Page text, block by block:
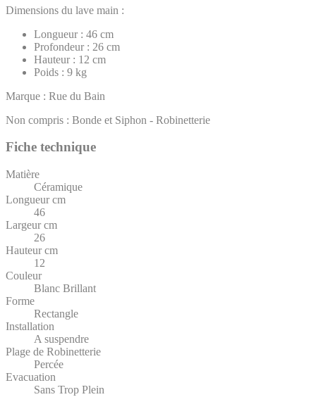
Dimensions du lave main :
Longueur : 46 cm
Profondeur : 26 cm
Hauteur : 12 cm
Poids : 9 kg
Marque : Rue du Bain
Non compris : Bonde et Siphon - Robinetterie
Fiche technique
Matière
Céramique
Longueur cm
46
Largeur cm
26
Hauteur cm
12
Couleur
Blanc Brillant
Forme
Rectangle
Installation
A suspendre
Plage de Robinetterie
Percée
Evacuation
Sans Trop Plein